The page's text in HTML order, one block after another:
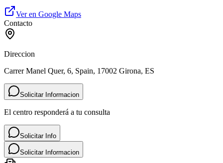
Ver en Google Maps
Contacto
Direccion
Carrer Manel Quer, 6, Spain, 17002 Girona, ES
Solicitar Informacion
El centro responderá a tu consulta
Solicitar Info
Solicitar Informacion